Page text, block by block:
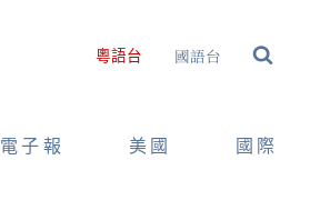
粵語台 國語台
電子報 美國 國際